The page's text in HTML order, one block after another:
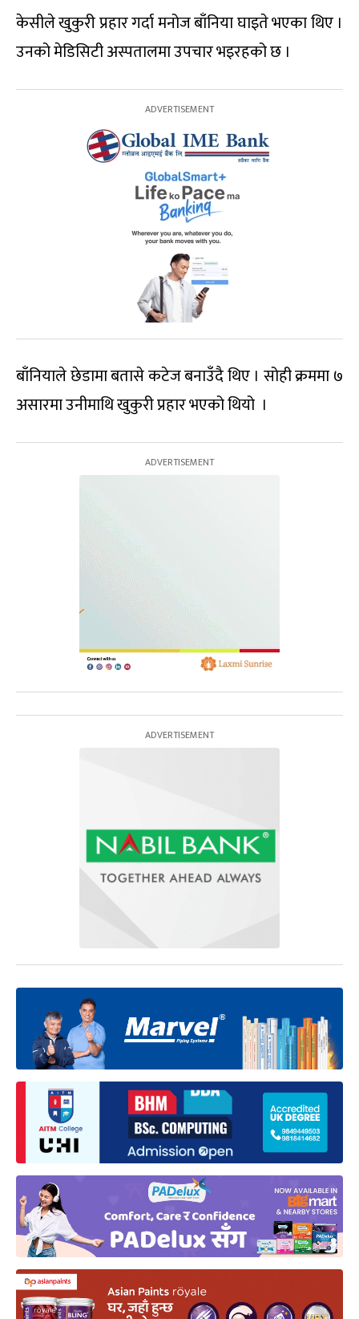
केसीले खुकुरी प्रहार गर्दा मनोज बाँनिया घाइते भएका थिए ।
उनको मेडिसिटी अस्पतालमा उपचार भइरहको छ ।
बाँनियाले छेडामा बतासे कटेज बनाउँदै थिए । सोही क्रममा ७
असारमा उनीमाथि खुकुरी प्रहार भएको थियो ।